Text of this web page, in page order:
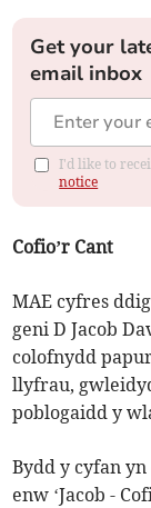
Get your
email inbox
I'd like to
notice
Cofio’r Cant
MAE cyfres
geni D Jacob
colofnydd
llyfrau,
poblogaidd y
Bydd y cyfan
enw ‘Jacob -